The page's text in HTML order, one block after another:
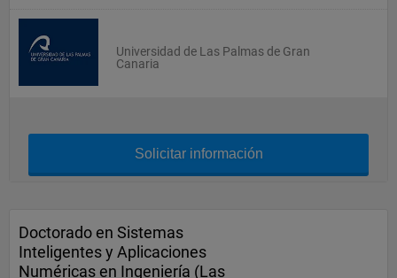
Universidad de Las Palmas de Gran
Canaria
Solicitar información
Doctorado en Sistemas
Inteligentes y Aplicaciones
Numéricas en Ingeniería (Las